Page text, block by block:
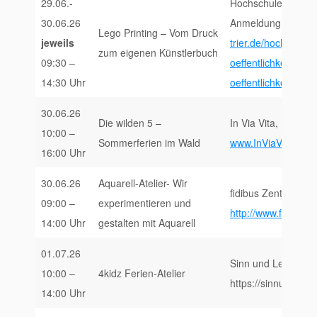
29.06.-
30.06.26
jeweils
09:30 –
14:30 Uhr
Lego Printing – Vom Druck
zum eigenen Künstlerbuch
Hochschule Trier,
Anmeldung und
trier.de/
30.06.26
10:00 –
16:00 Uhr
Die wilden 5 –
Sommerferien im Wald
In Via Vita,
www.InViaVita.de/
30.06.26
09:00 –
14:00 Uhr
Aquarell-Atelier- Wir
experimentieren und
gestalten mit Aquarell
fidibus Zentrum
http://www.fidibus-
01.07.26
10:00 –
14:00 Uhr
4kidz Ferien-Atelier
Sinn und Leben,
https://